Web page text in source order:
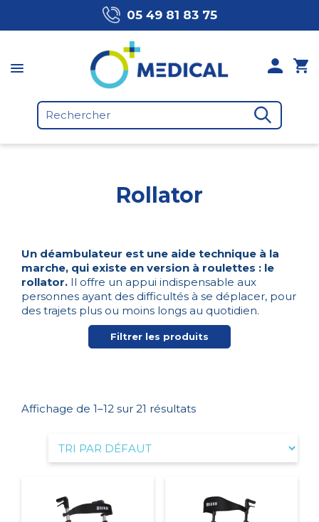
05 49 81 83 75
Rollator
Un déambulateur est une aide technique à la
marche, qui existe en version à roulettes : le
rollator. Il offre un appui indispensable aux
personnes ayant des difficultés à se déplacer, pour
des trajets plus ou moins longs au quotidien.
Filtrer les produits
Affichage de 1–12 sur 21 résultats